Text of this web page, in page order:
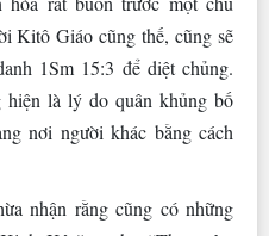
Kitô Giáo cũng thế, cũng sẽ
1Sm 15:3 để diệt chủng.
hiện là lý do quân khủng bố
nơi người khác bằng cách
nhận rằng cũng có những